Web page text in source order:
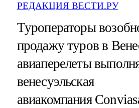
РЕДАКЦИЯ ВЕСТИ.РУ
Туроператоры
продажу туров в
авиаперелеты
венесуэльская
авиакомпания